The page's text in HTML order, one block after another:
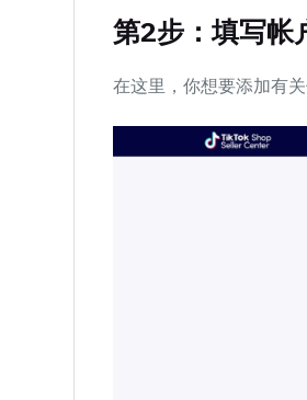
第2步：填写帐
在这里，你想要添加有